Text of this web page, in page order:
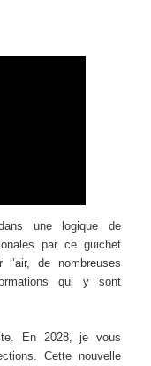
une logique de
par ce guichet
de nombreuses
qui y sont
En 2028, je vous
Cette nouvelle